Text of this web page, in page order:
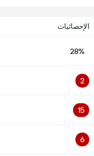
الإحصائيات
28%
2
15
6